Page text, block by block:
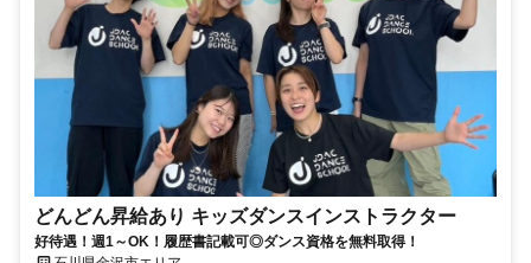
どんどん昇給あり キッズダンスインストラクター
好待遇！週1～OK！履歴書記載可◎ダンス資格を無料取得！